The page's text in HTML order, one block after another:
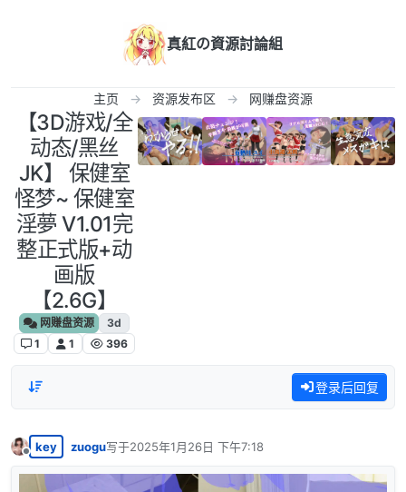
真紅の資源討論組
主页 资源发布区 网赚盘资源
【3D游戏/全
动态/黑丝
JK】 保健室
怪梦~ 保健室
淫夢 V1.01完
整正式版+动
画版
【2.6G】
网赚盘资源
3d
1
1 396
登录后回复
离线
key zuogu写于2025年1月26日 下午7:18
最后由 编辑